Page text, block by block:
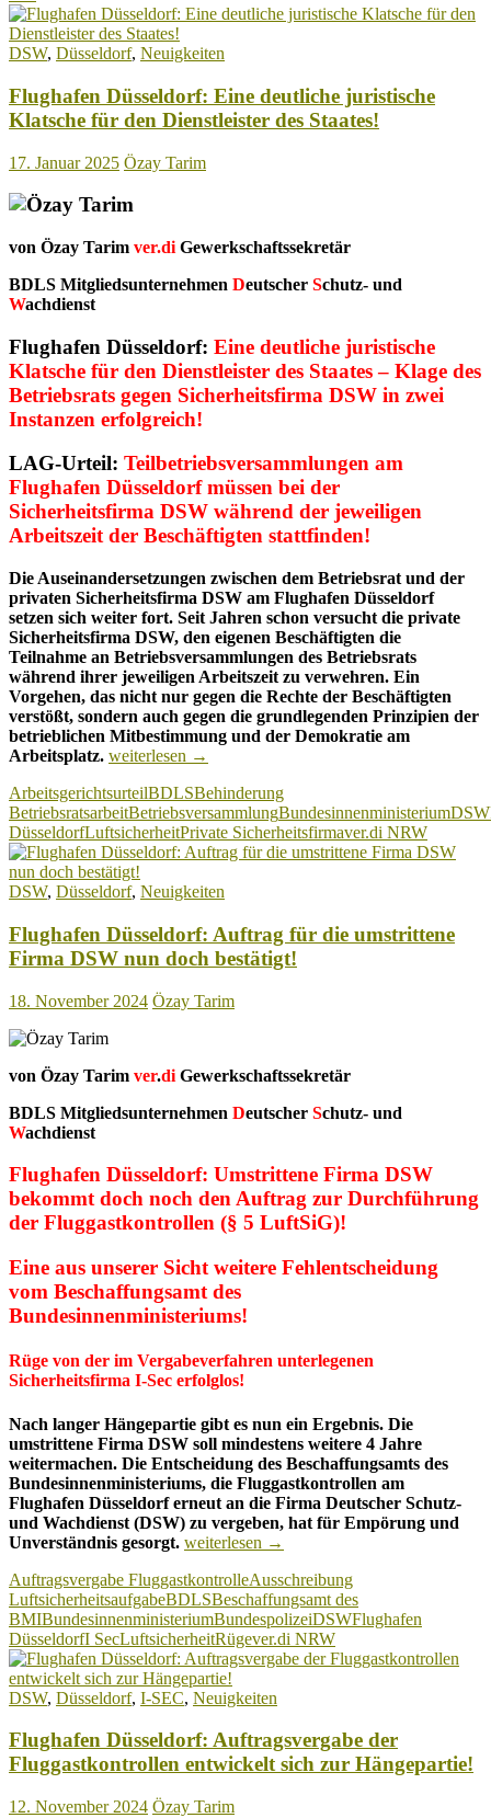
DSW
Geschäftsmodell
weiter!
DSW, Düsseldorf, Neuigkeiten
Flughafen Düsseldorf: Eine deutliche juristische
Klatsche für den Dienstleister des Staates!
17. Januar 2025 Özay Tarim
von Özay Tarim ver.di Gewerkschaftssekretär
BDLS Mitgliedsunternehmen Deutscher Schutz- und
Wachdienst
Flughafen Düsseldorf: Eine deutliche juristische
Klatsche für den Dienstleister des Staates – Klage des
Betriebsrats gegen Sicherheitsfirma DSW in zwei
Instanzen erfolgreich!
LAG-Urteil: Teilbetriebsversammlungen am
Flughafen Düsseldorf müssen bei der
Sicherheitsfirma DSW während der jeweiligen
Arbeitszeit der Beschäftigten stattfinden!
Die Auseinandersetzungen zwischen dem Betriebsrat und der
privaten Sicherheitsfirma DSW am Flughafen Düsseldorf
setzen sich weiter fort. Seit Jahren schon versucht die private
Sicherheitsfirma DSW, den eigenen Beschäftigten die
Teilnahme an Betriebsversammlungen des Betriebsrats
während ihrer jeweiligen Arbeitszeit zu verwehren. Ein
Vorgehen, das nicht nur gegen die Rechte der Beschäftigten
verstößt, sondern auch gegen die grundlegenden Prinzipien der
betrieblichen Mitbestimmung und der Demokratie am
Arbeitsplatz. Flughafen
Eine
deutliche
juristische
Klatsche
für
den
des
Staates!
weiterlesen →
ArbeitsgerichtsurteilBDLSBehinderung
BetriebsratsarbeitBetriebsversammlungBundesinnenministeriumDSW
DüsseldorfLuftsicherheitPrivate Sicherheitsfirmaver.di NRW
DSW, Düsseldorf, Neuigkeiten
Flughafen Düsseldorf: Auftrag für die umstrittene
Firma DSW nun doch bestätigt!
18. November 2024 Özay Tarim
von Özay Tarim ver.di Gewerkschaftssekretär
BDLS Mitgliedsunternehmen Deutscher Schutz- und
Wachdienst
Flughafen Düsseldorf: Umstrittene Firma DSW
bekommt doch noch den Auftrag zur Durchführung
der Fluggastkontrollen (§ 5 LuftSiG)!
Eine aus unserer Sicht weitere Fehlentscheidung
vom Beschaffungsamt des
Bundesinnenministeriums!
Rüge von der im Vergabeverfahren unterlegenen
Sicherheitsfirma I-Sec erfolglos!
Nach langer Hängepartie gibt es nun ein Ergebnis. Die
umstrittene Firma DSW soll mindestens weitere 4 Jahre
weitermachen. Die Entscheidung des Beschaffungsamts des
Bundesinnenministeriums, die Fluggastkontrollen am
Flughafen Düsseldorf erneut an die Firma Deutscher Schutz-
und Wachdienst (DSW) zu vergeben, hat für Empörung und
Unverständnis gesorgt. Flughafen
Auftrag
für
die
umstrittene
Firma
DSW
nun
bestätigt!
weiterlesen →
Auftragsvergabe FluggastkontrolleAusschreibung
LuftsicherheitsaufgabeBDLSBeschaffungsamt des
BMIBundesinnenministeriumBundespolizeiDSWFlughafen
DüsseldorfI SecLuftsicherheitRügever.di NRW
DSW, Düsseldorf, I-SEC, Neuigkeiten
Flughafen Düsseldorf: Auftragsvergabe der
Fluggastkontrollen entwickelt sich zur Hängepartie!
12. November 2024 Özay Tarim